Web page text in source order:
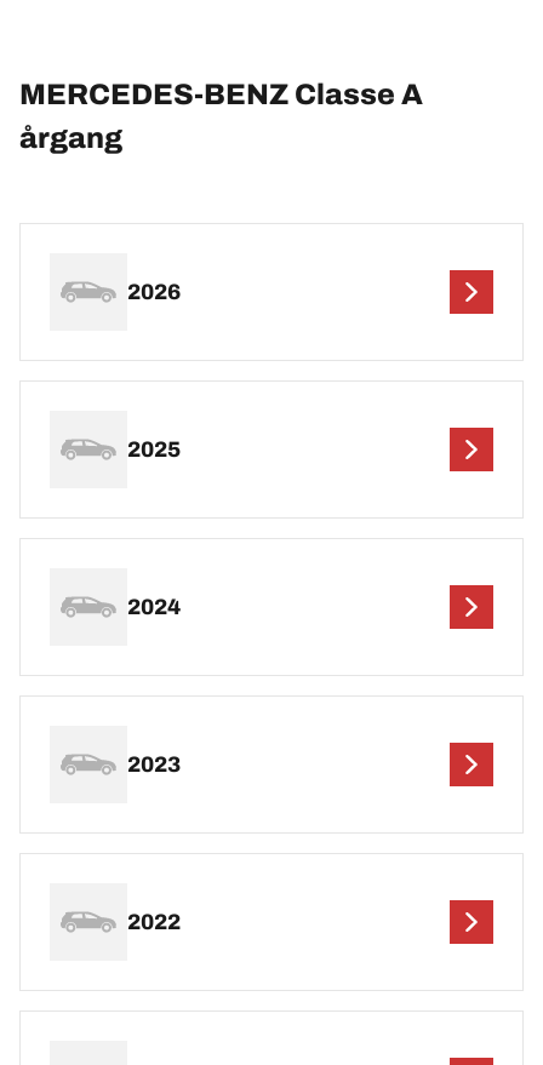
MERCEDES-BENZ Classe A
årgang
2026
2025
2024
2023
2022